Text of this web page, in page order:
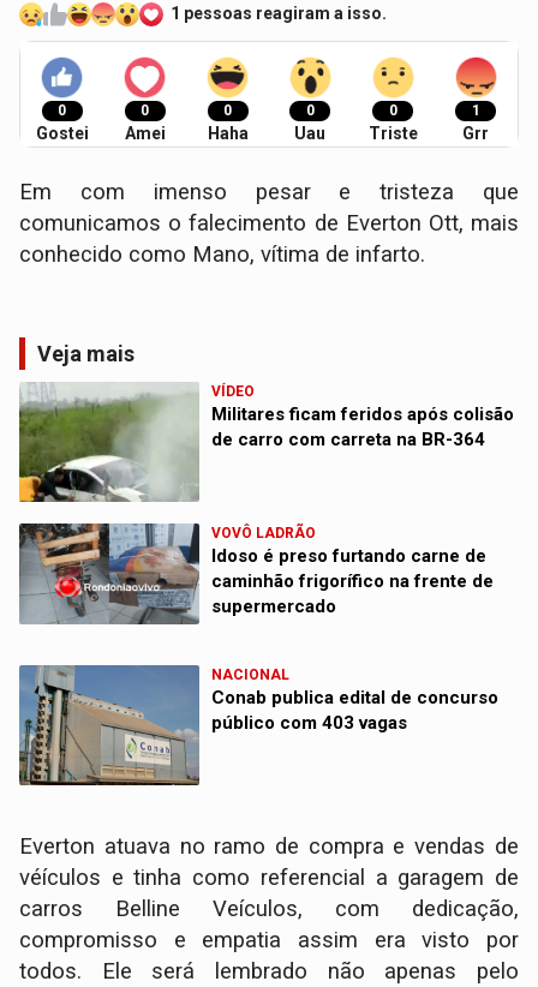
1 pessoas reagiram a isso.
0
Gostei
0
Amei
0
Haha
0
Uau
0
Triste
1
Grr
Em com imenso pesar e tristeza que
comunicamos o falecimento de Everton Ott, mais
conhecido como Mano, vítima de infarto.
Veja mais
VÍDEO
Militares ficam feridos após colisão
de carro com carreta na BR-364
VOVÔ LADRÃO
Idoso é preso furtando carne de
caminhão frigorífico na frente de
supermercado
NACIONAL
Conab publica edital de concurso
público com 403 vagas
Everton atuava no ramo de compra e vendas de
véículos e tinha como referencial a garagem de
carros Belline Veículos, com dedicação,
compromisso e empatia assim era visto por
todos. Ele será lembrado não apenas pelo